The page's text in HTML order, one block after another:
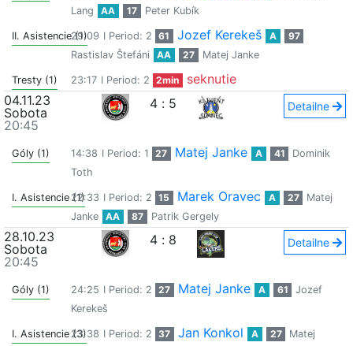
Lang
AA 17 Peter Kubík
II. Asistencie (1)
29:09 I Period: 2 61 Jozef Kerekeš A
97
Rastislav Štefáni
AA 27 Matej Janke
Tresty (1) 23:17 I Period: 2 2min
seknutie
04.11.23
Sobota
20:45
4 : 5 Detailne
Góly (1) 14:38 I Period: 1 27 Matej Janke A 41
Dominik
Toth
I. Asistencie (1)22:33 I Period: 2 15 Marek Oravec A 27
Matej
Janke
AA 87 Patrik Gergely
28.10.23
Sobota
20:45
4 : 8 Detailne
Góly (1) 24:25 I Period: 2 27 Matej Janke A 61
Jozef
Kerekeš
I. Asistencie (3)23:38 I Period: 2 37 Jan Konkol A 27
Matej